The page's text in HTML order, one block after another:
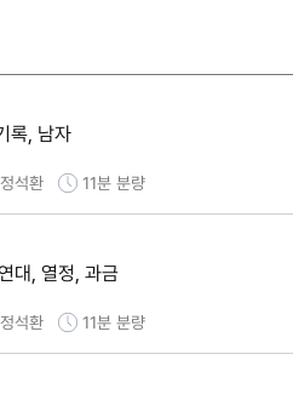
록, 남자
석환 11분 분량
대, 열정, 과금
석환 11분 분량